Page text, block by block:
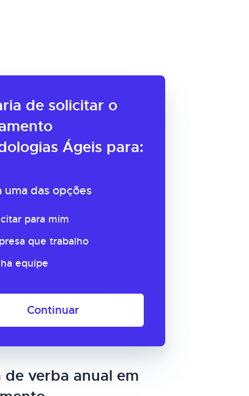
de solicitar o
Ágeis para:
uma das opções
para mim
que trabalho
equipe
Continuar
de verba anual em